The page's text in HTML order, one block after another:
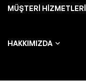
MÜŞTERI HIZMETLERI
HAKKIMIZDA